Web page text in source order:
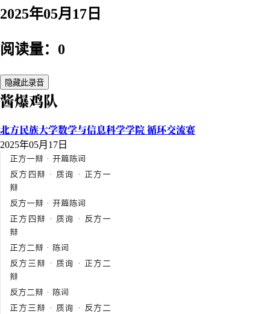
2025年05月17日
阅读量：0
隐藏此录音
酱爆鸡队
北方民族大学数学与信息科学学院 循环交流赛
2025年05月17日
正方一辩 · 开篇陈词
反方四辩 · 质询 · 正方一
辩
反方一辩 · 开篇陈词
正方四辩 · 质询 · 反方一
辩
正方二辩 · 陈词
反方三辩 · 质询 · 正方二
辩
反方二辩 · 陈词
正方三辩 · 质询 · 反方二